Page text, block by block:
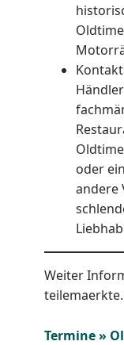
oder
andere
Weiter
Termine »